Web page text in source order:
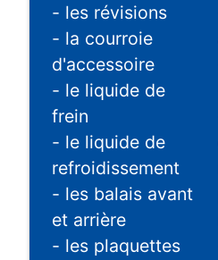
- les révisions
- la courroie
d'accessoire
- le liquide de
frein
- le liquide de
refroidissement
- les balais avant
et arrière
- les plaquettes